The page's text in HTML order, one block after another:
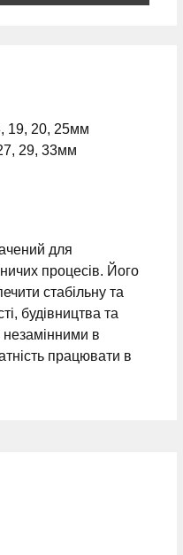
19, 20, 25мм
29, 33мм
для
процесів. Його
стабільну та
будівництва та
в
працювати в